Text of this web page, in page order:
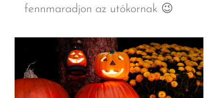
fennmaradjon az utókornak 😉